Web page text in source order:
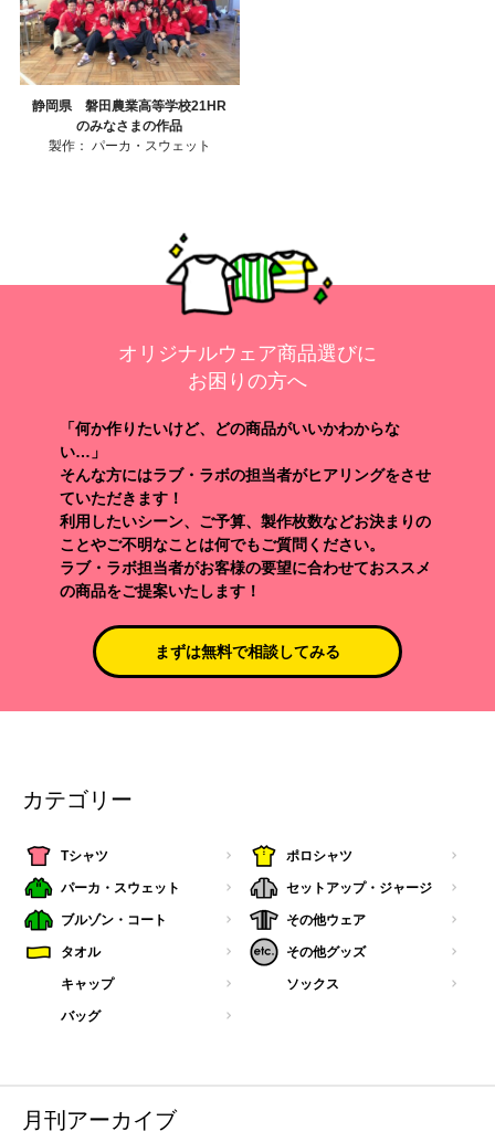
静岡県 磐田農業高等学校21HR
のみなさまの作品
製作：
パーカ・スウェット
オリジナルウェア商品選びに
お困りの方へ
「何か作りたいけど、どの商品がいいかわからな
い…」
そんな方にはラブ・ラボの担当者がヒアリングをさせ
ていただきます！
利用したいシーン、ご予算、製作枚数などお決まりの
ことやご不明なことは何でもご質問ください。
ラブ・ラボ担当者がお客様の要望に合わせておススメ
の商品をご提案いたします！
まずは無料で相談してみる
カテゴリー
Tシャツ ポロシャツ
パーカ・スウェット セットアップ・ジャージ
ブルゾン・コート その他ウェア
タオル その他グッズ
キャップ ソックス
バッグ
月刊アーカイブ